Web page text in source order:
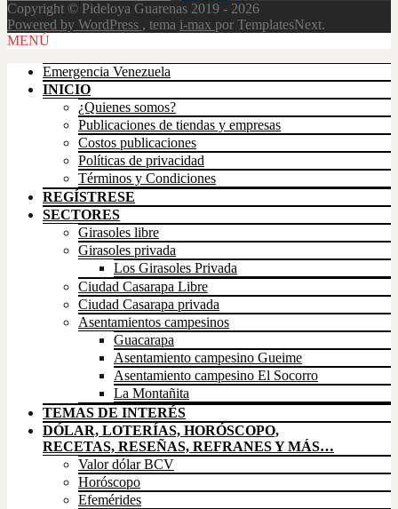
Copyright © Pideloya Guarenas 2019 - 2026
Powered by WordPress , tema i-max por TemplatesNext.
Scroll
MENÚ
Emergencia Venezuela
INICIO
¿Quienes somos?
Publicaciones de tiendas y empresas
Costos publicaciones
Políticas de privacidad
Términos y Condiciones
REGÍSTRESE
SECTORES
Girasoles libre
Girasoles privada
Los Girasoles Privada
Ciudad Casarapa Libre
Ciudad Casarapa privada
Asentamientos campesinos
Guacarapa
Asentamiento campesino Gueime
Asentamiento campesino El Socorro
La Montañita
TEMAS DE INTERÉS
DÓLAR, LOTERÍAS, HORÓSCOPO,
RECETAS, RESEÑAS, REFRANES Y MÁS…
Valor dólar BCV
Horóscopo
Efemérides